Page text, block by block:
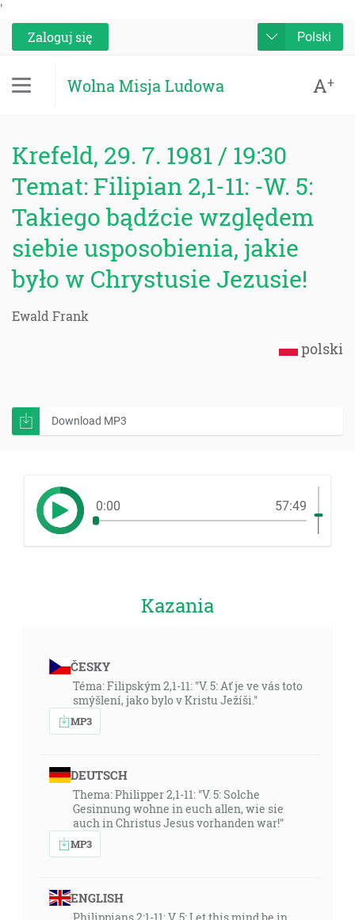
'
Zaloguj się
Polski
Wolna Misja Ludowa A+
Krefeld, 29. 7. 1981 / 19:30
Temat: Filipian 2,1-11: -W. 5:
Takiego bądźcie względem
siebie usposobienia, jakie
było w Chrystusie Jezusie!
Ewald Frank
polski
Download MP3
0:00 57:49
Kazania
ČESKY
Téma: Filipským 2,1-11: "V. 5: Ať je ve vás toto
smýšlení, jako bylo v Kristu Ježíši."
MP3
DEUTSCH
Thema: Philipper 2,1-11: "V. 5: Solche
Gesinnung wohne in euch allen, wie sie
auch in Christus Jesus vorhanden war!"
MP3
ENGLISH